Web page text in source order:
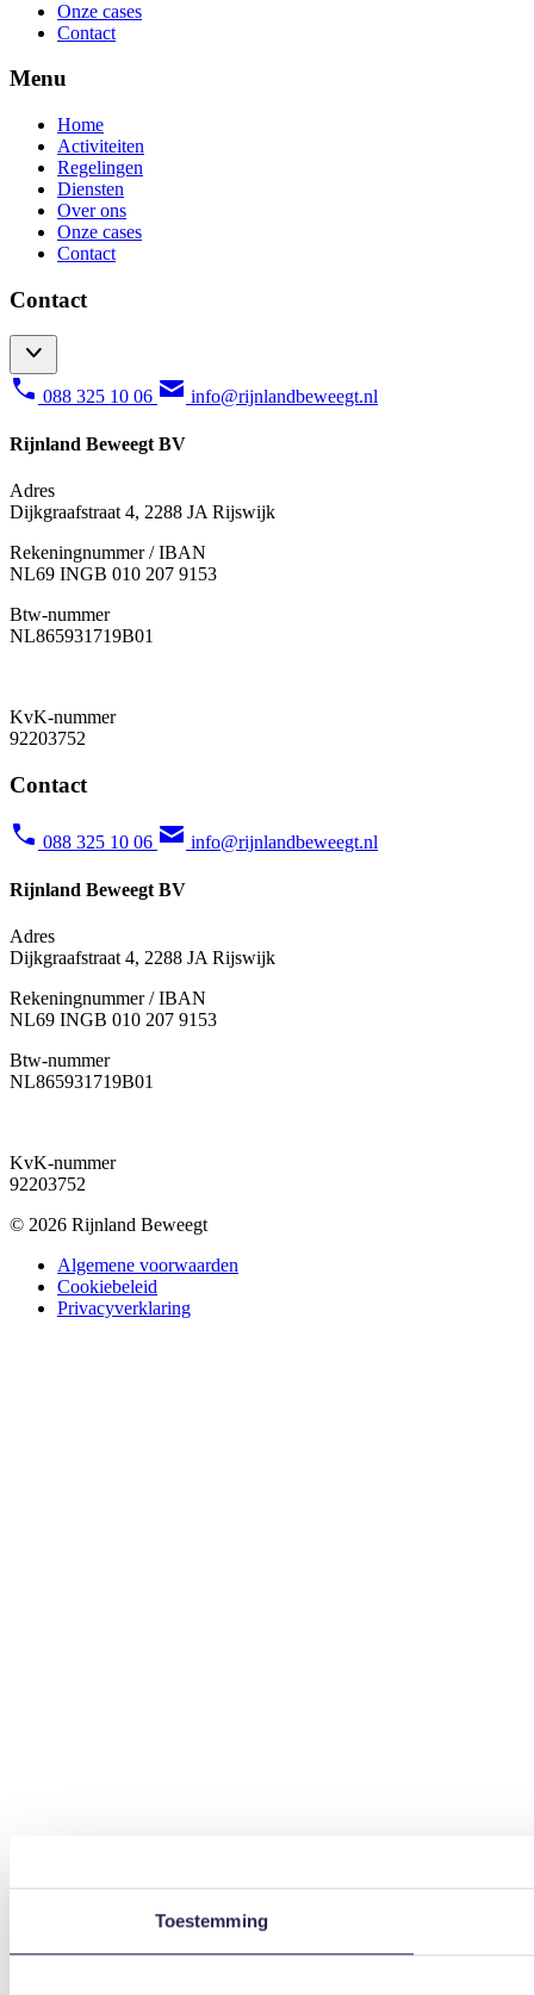
Toestemming
Onze cases
Contact
Menu
Home
Activiteiten
Regelingen
Diensten
Over ons
Onze cases
Contact
Contact
088 325 10 06 info@rijnlandbeweegt.nl
Rijnland Beweegt BV
Adres
Dijkgraafstraat 4, 2288 JA Rijswijk
Rekeningnummer / IBAN
NL69 INGB 010 207 9153
Btw-nummer
NL865931719B01
KvK-nummer
92203752
Contact
088 325 10 06 info@rijnlandbeweegt.nl
Rijnland Beweegt BV
Adres
Dijkgraafstraat 4, 2288 JA Rijswijk
Rekeningnummer / IBAN
NL69 INGB 010 207 9153
Btw-nummer
NL865931719B01
KvK-nummer
92203752
© 2026 Rijnland Beweegt
Algemene voorwaarden
Cookiebeleid
Privacyverklaring